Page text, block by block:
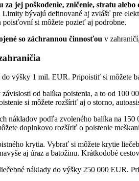
jej poškodenie, zničenie, stratu alebo
bývajú definované aj zvlášť pre
si môžete pozieť aj podrobne.
so záchrannou činnosťou v
výšky 1 mil. EUR. Pripoistiť si môžete
od balíka poistenia, a to od 100
si môžete rozšíriť aj o storno,
nákladov podľa zvoleného balíka na
doplnkovo rozšíriť o poistenie
krytia. Vybrať si môžete krytie
aj úraz a batožinu. Krátkodobé
náklady do výšky 250 000 EUR.